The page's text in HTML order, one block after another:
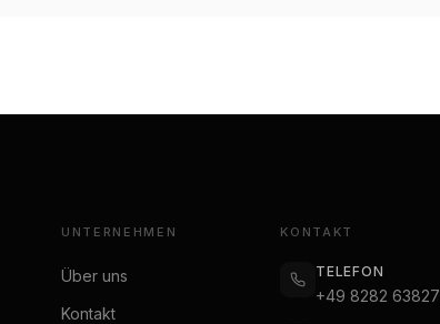
UNTERNEHMEN
Über uns
Kontakt
KONTAKT
TELEFON
+49 8282